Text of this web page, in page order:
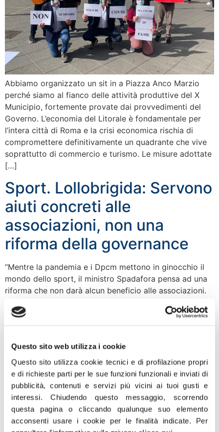
Questo sito web utilizza i cookie
Questo sito utilizza cookie tecnici e di profilazione propri
e di richieste parti per le sue funzioni funzionali e inviati di
pubblicità, contenuti e servizi più vicini ai tuoi gusti e
interessi.Chiudendo questo messaggio, scorrendo
questa pagina o cliccando qualunque suo elemento
acconsenti usare i cookie per le finalità indicate. Per
Abbiamo organizzato un sit in a Piazza Anco Marzio
perché siamo al fianco delle attività produttive del X
Municipio, fortemente provate dai provvedimenti del
Governo. L’economia del Litorale è fondamentale per
l’intera città di Roma e la crisi economica rischia di
compromettere definitivamente un quadrante che vive
soprattutto di commercio e turismo. Le misure adottate
[…]
Sport. Lollobrigida: Servono
aiuti concreti alle
associazioni, non una
riforma della governance
“Mentre la pandemia e i Dpcm mettono in ginocchio il
mondo dello sport, il ministro Spadafora pensa ad una
riforma che non darà alcun beneficio alle associazioni.
parlano solo di governance. Otto mesi persi a discutere
Omofobia, Frassinetti: Con
ddl ZAN fondato rischio per
bambini
“È preoccupante che il Governo abbia respinto il mio